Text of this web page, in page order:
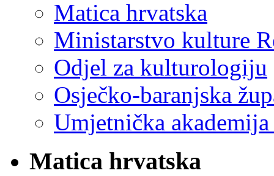
Matica hrvatska
Ministarstvo kulture
Odjel za kulturologiju
Osječko-baranjska
Umjetnička
Matica hrvatska